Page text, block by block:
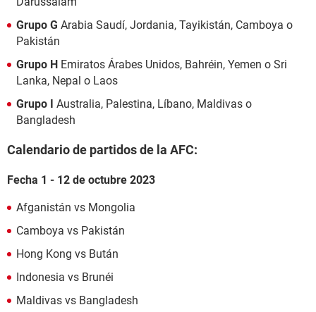
Grupo G Arabia Saudí, Jordania, Tayikistán, Camboya o
Pakistán
Grupo H Emiratos Árabes Unidos, Bahréin, Yemen o Sri
Lanka, Nepal o Laos
Grupo I Australia, Palestina, Líbano, Maldivas o
Bangladesh
Calendario de partidos de la AFC:
Fecha 1 - 12 de octubre 2023
Afganistán vs Mongolia
Camboya vs Pakistán
Hong Kong vs Bután
Indonesia vs Brunéi
Maldivas vs Bangladesh